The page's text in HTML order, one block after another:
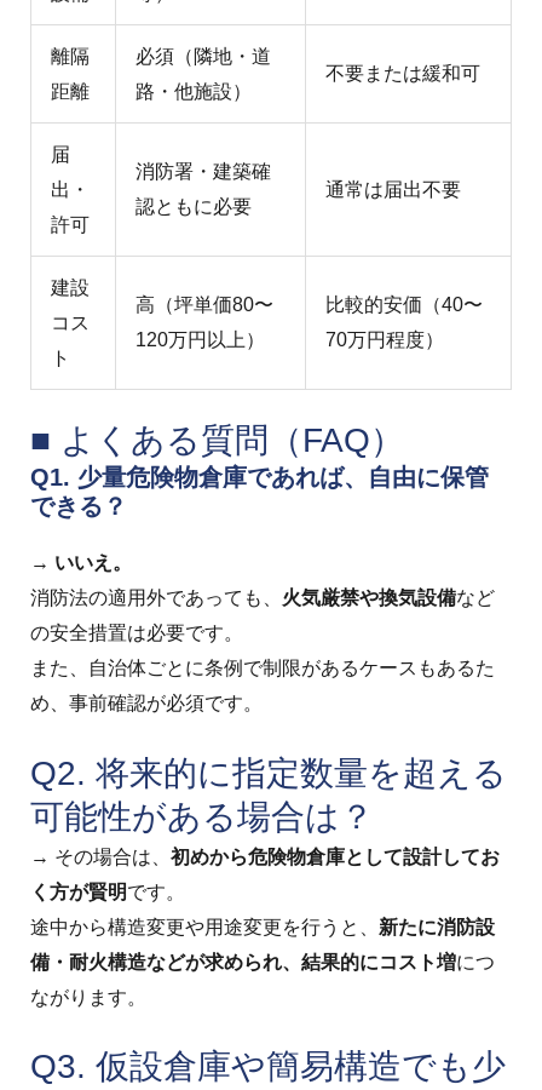
離隔
距離
必須（隣地・道
路・他施設）
不要または緩和可
届
出・
許可
消防署・建築確
認ともに必要
通常は届出不要
建設
コス
ト
高（坪単価80〜
120万円以上）
比較的安価（40〜
70万円程度）
■ よくある質問（FAQ）
Q1. 少量危険物倉庫であれば、自由に保管
できる？
→ いいえ。
消防法の適用外であっても、 火気厳禁や換気設備など
の安全措置は必要です。
また、自治体ごとに条例で制限があるケースもあるた
め、事前確認が必須です。
Q2. 将来的に指定数量を超える
可能性がある場合は？
→ その場合は、 初めから危険物倉庫として設計してお
く方が賢明です。
途中から構造変更や用途変更を行うと、 新たに消防設
備・耐火構造などが求められ、結果的にコスト増につ
ながります。
Q3. 仮設倉庫や簡易構造でも少